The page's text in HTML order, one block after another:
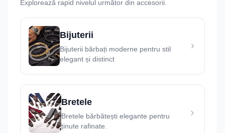
Explorează rapid nivelul următor din accesorii
Bijuterii
Bijuterii bărbați moderne pentru stil
elegant și distinct
Bretele
Bretele bărbătești elegante pentru
ținute rafinate.